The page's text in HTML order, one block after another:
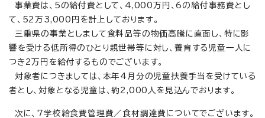
事業費は、5の給付費として、4,000万円、6の給付事務費とし
て、52万3,000円を計上しております。
三重県の事業としまして食料品等の物価高騰に直面し、特に影
響を受ける低所得のひとり親世帯等に対し、養育する児童一人に
つき2万円を給付するものでございます。
対象者につきましては、本年4月分の児童扶養手当を受けている
者とし、対象となる児童は、約2,000人を見込んでおります。
次に、7学校給食費管理費／食材調達費についてでございます。